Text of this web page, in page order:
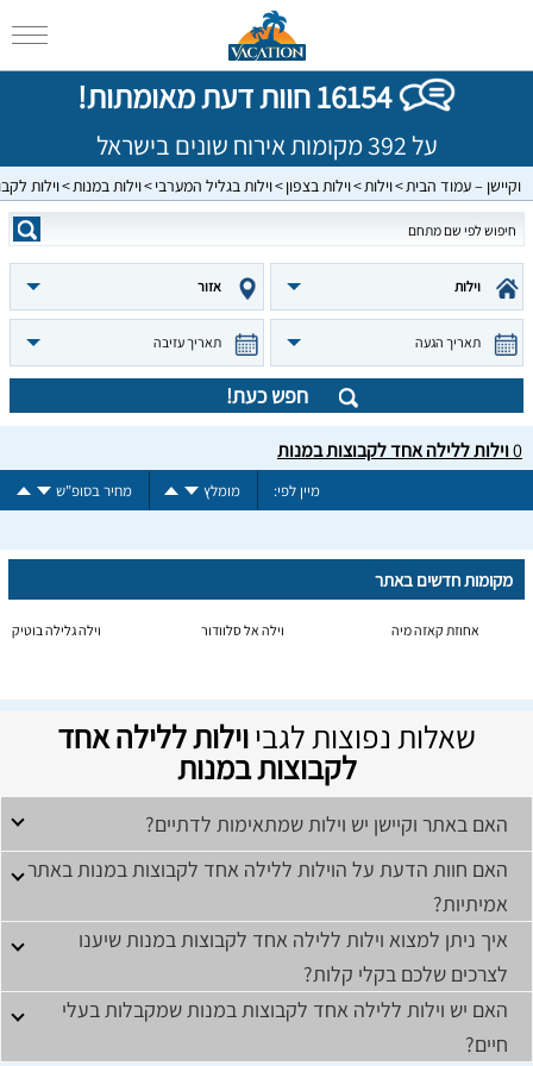
16154 חוות דעת מאומתות!
על 392 מקומות אירוח שונים בישראל
וקיישן – עמוד הבית וילות וילות בצפון וילות בגליל המערבי וילות במנות וילות
וילות אזור
תאריך הגעה תאריך עזיבה
חפש כעת!
0וילות ללילה אחד לקבוצות במנות
מיין לפי: מומלץ מחיר בסופ"ש
מקומות חדשים באתר
אחוזת קאזה מיה וילה אל סלוודור וילה גלילה בוטיק
שאלות נפוצות לגביוילות ללילה אחד
לקבוצות במנות
האם באתר וקיישן יש וילות שמתאימות לדתיים?
האם חוות הדעת על הוילות ללילה אחד לקבוצות במנות באתר
אמיתיות?
איך ניתן למצוא וילות ללילה אחד לקבוצות במנות שיענו
לצרכים שלכם בקלי קלות?
האם יש וילות ללילה אחד לקבוצות במנות שמקבלות בעלי
חיים?